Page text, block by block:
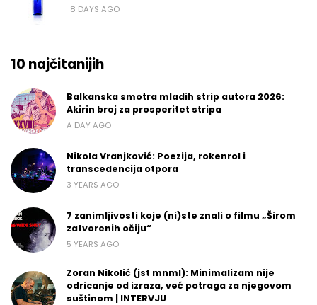
8 DAYS AGO
10 najčitanijih
Balkanska smotra mladih strip autora 2026:
Akirin broj za prosperitet stripa
A DAY AGO
Nikola Vranjković: Poezija, rokenrol i
transcedencija otpora
3 YEARS AGO
7 zanimljivosti koje (ni)ste znali o filmu „Širom
zatvorenih očiju“
5 YEARS AGO
Zoran Nikolić (jst mnml): Minimalizam nije
odricanje od izraza, već potraga za njegovom
suštinom | INTERVJU